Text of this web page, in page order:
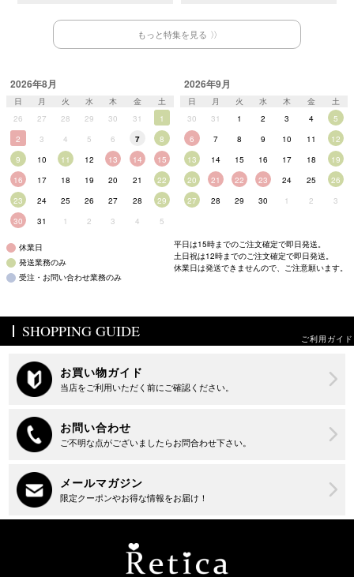
もっと特集を見る
2026年8月
日 月 火 水 木 金
土
26
27 28 29 30 31
1
2
3 4 5 6 7
8
9
10 11 12 13 14
15
16
17 18 19 20 21
22
23
24 25 26 27 28
29
30
31 1 2 3 4 5
2026年9月
日 月 火 水 木 金
土
30
31 1 2 3 4
5
6
7 8 9 10 11
12
13
14 15 16 17 18
19
20
21 22 23 24 25
26
27
28 29 30 1 2 3
休業日
発送業務のみ
受注・お問い合わせ業務のみ
平日は15時までのご注文確定で即日発送。
土日祝は12時までのご注文確定で即日発送。
休業日は発送できませんので、ご注意願います。
SHOPPING GUIDE ご利用ガイド